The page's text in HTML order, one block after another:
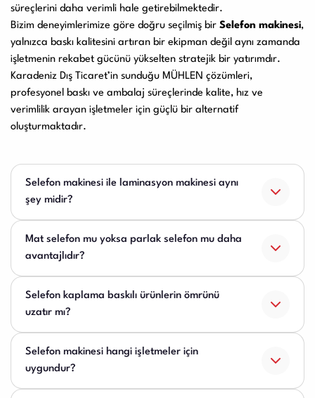
süreçlerini daha verimli hale getirebilmektedir.
Bizim deneyimlerimize göre doğru seçilmiş bir Selefon makinesi,
yalnızca baskı kalitesini artıran bir ekipman değil aynı zamanda
işletmenin rekabet gücünü yükselten stratejik bir yatırımdır.
Karadeniz Dış Ticaret’in sunduğu MÜHLEN çözümleri,
profesyonel baskı ve ambalaj süreçlerinde kalite, hız ve
verimlilik arayan işletmeler için güçlü bir alternatif
oluşturmaktadır.
Selefon makinesi ile laminasyon makinesi aynı
şey midir?
Mat selefon mu yoksa parlak selefon mu daha
avantajlıdır?
Selefon kaplama baskılı ürünlerin ömrünü
uzatır mı?
Selefon makinesi hangi işletmeler için
uygundur?